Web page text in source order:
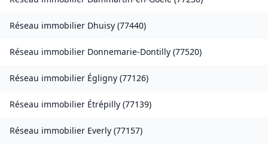
Réseau immobilier Dhuisy (77440)
Réseau immobilier Donnemarie-Dontilly (77520)
Réseau immobilier Égligny (77126)
Réseau immobilier Étrépilly (77139)
Réseau immobilier Everly (77157)